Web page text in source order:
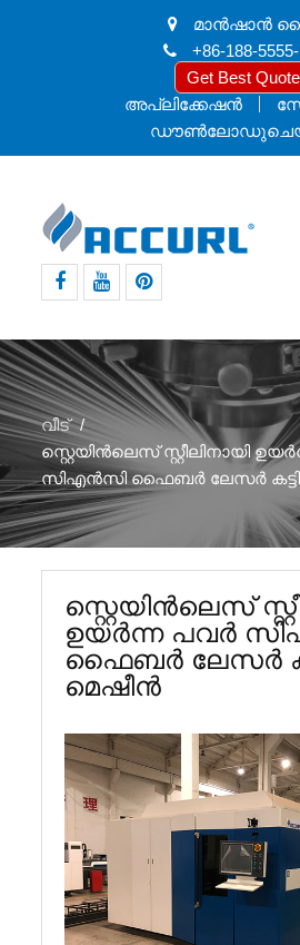
മാൻ‌ഷാൻ
+86-188-
Get Best Quote
അപ്ലിക്കേഷൻ
വീട്
സ്റ്റെയിൻ‌ലെസ് സ്റ്റീലിനായി
സി‌എൻ‌സി ഫൈബർ ലേസർ
സ്റ്റെയിൻ‌ലെസ്
ഉയർന്ന പവർ
ഫൈബർ ലേസർ
മെഷീൻ